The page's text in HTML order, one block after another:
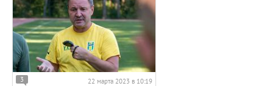
3 22 марта 2023 в 10:19